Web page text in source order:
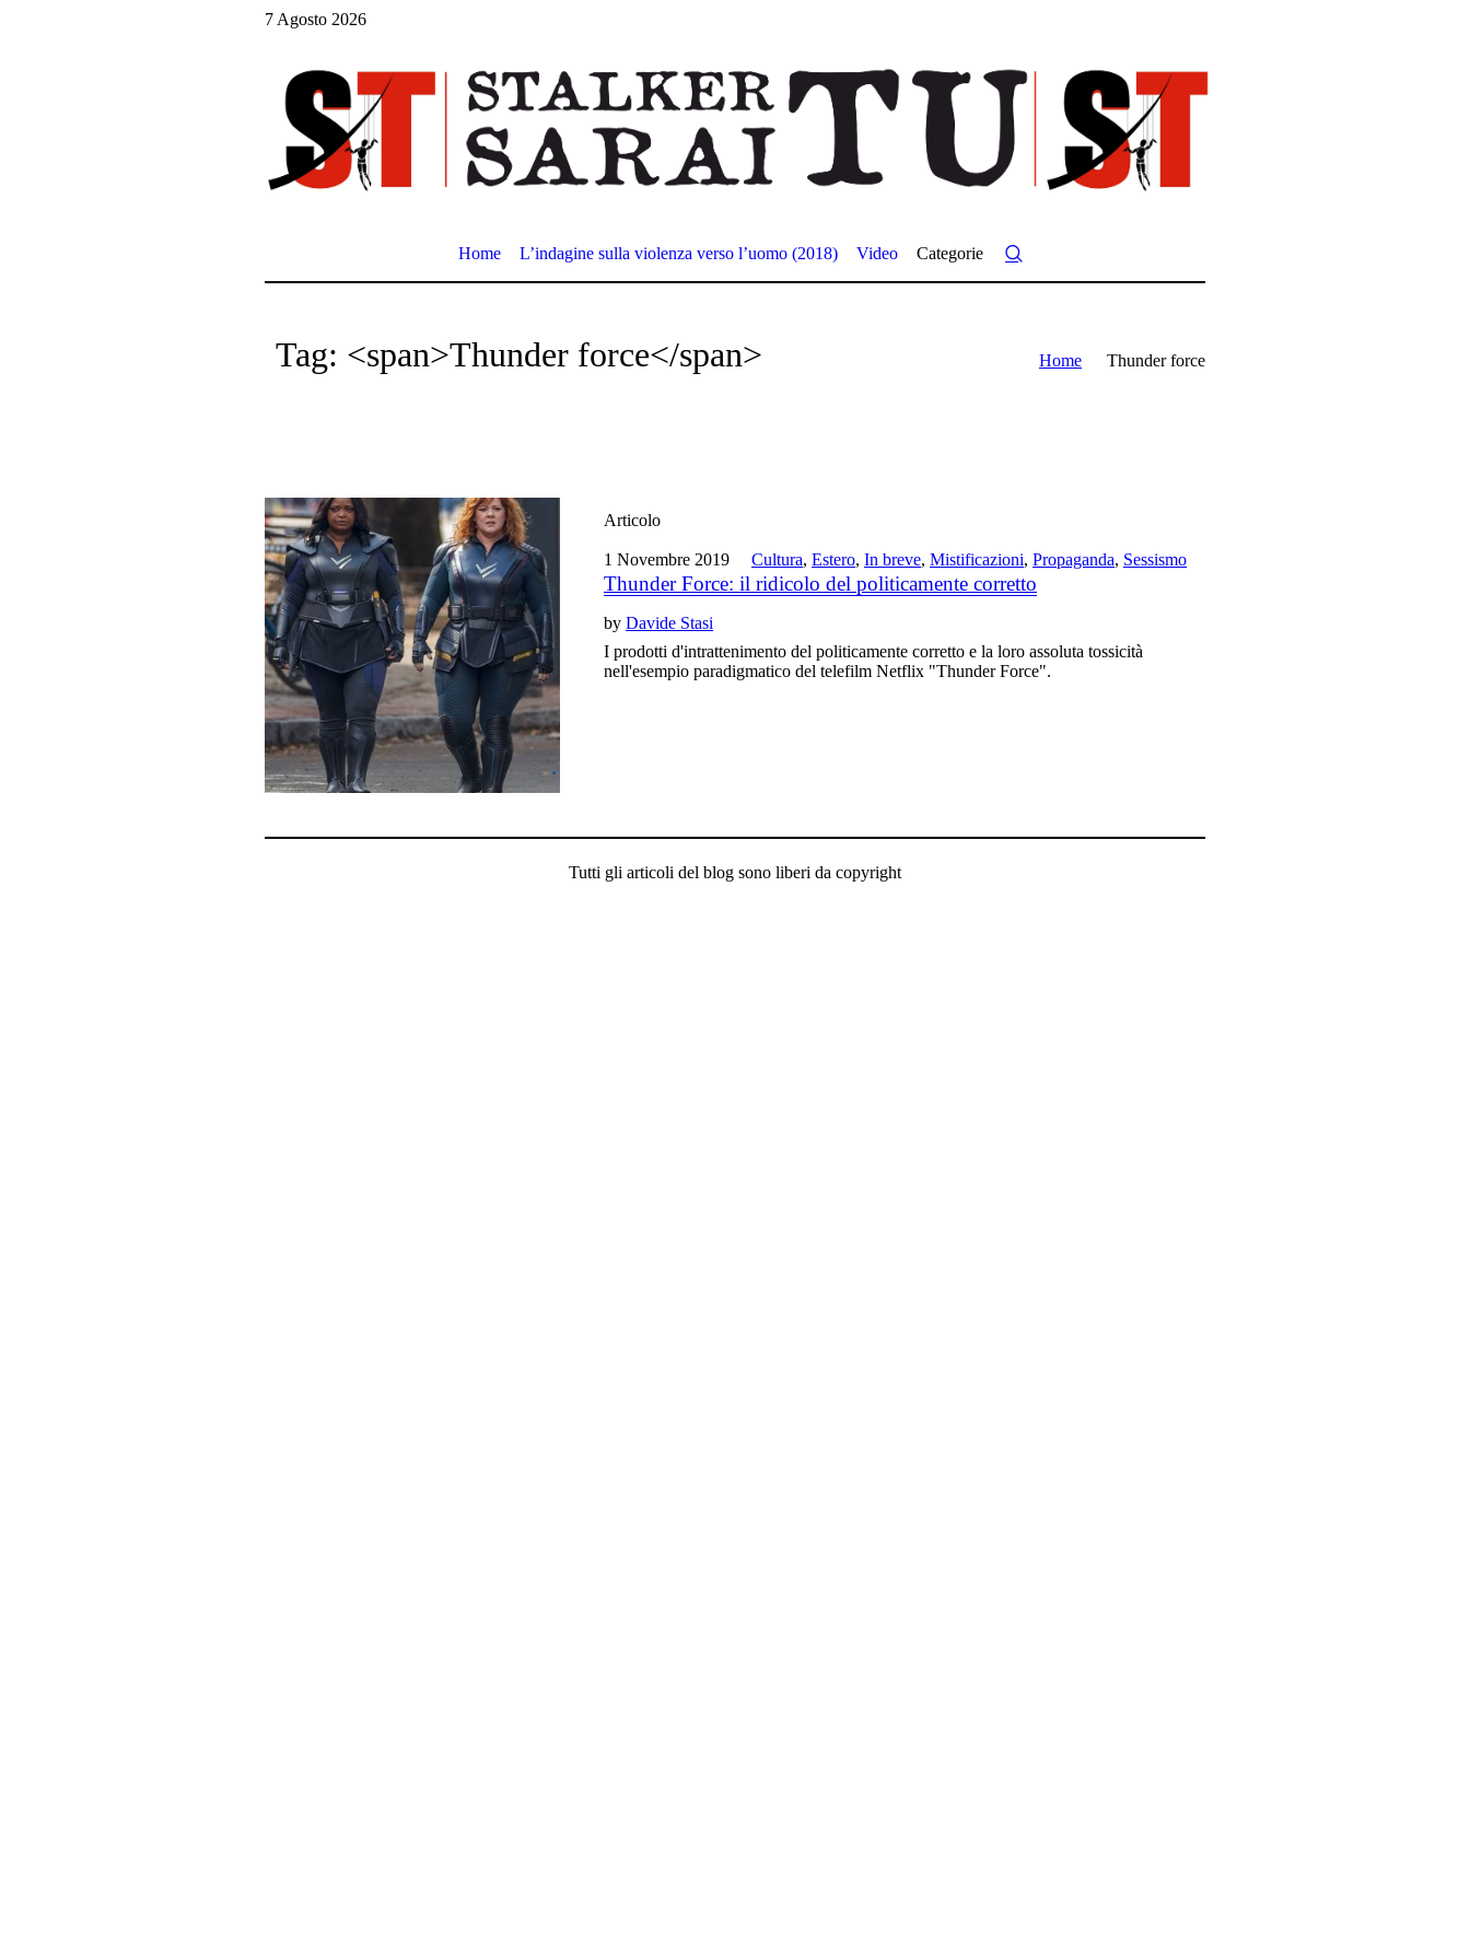
7 Agosto 2026
Home L’indagine sulla violenza verso l’uomo (2018) Video Categorie
Tag: <span>Thunder force</span> Home Thunder force
Articolo
1 Novembre 2019 Cultura,Estero,In breve,Mistificazioni,Propaganda, Sessismo
Thunder Force: il ridicolo del politicamente corretto
byDavide Stasi
I prodotti d'intrattenimento del politicamente corretto e la loro assoluta tossicità
nell'esempio paradigmatico del telefilm Netflix "Thunder Force".
Tutti gli articoli del blog sono liberi da copyright